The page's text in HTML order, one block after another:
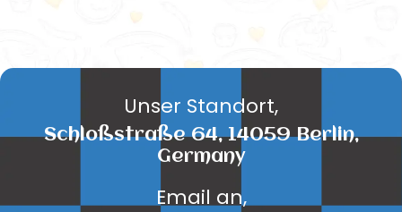
Unser Standort,
Schloßstraße 64, 14059 Berlin,
Germany
Email an,